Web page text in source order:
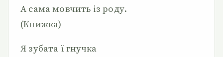
А сама мовчить із роду.
(Книжка)
Я зубата ї гнучка